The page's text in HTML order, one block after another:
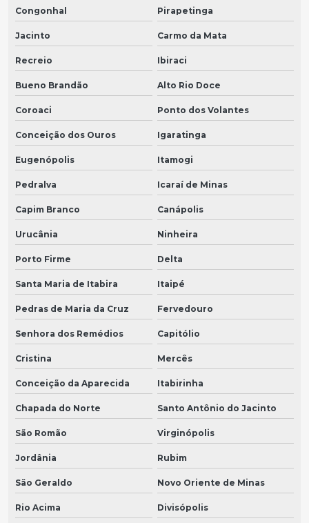
Congonhal Pirapetinga
Jacinto Carmo da Mata
Recreio Ibiraci
Bueno Brandão Alto Rio Doce
Coroaci Ponto dos Volantes
Conceição dos Ouros Igaratinga
Eugenópolis Itamogi
Pedralva Icaraí de Minas
Capim Branco Canápolis
Urucânia Ninheira
Porto Firme Delta
Santa Maria de Itabira Itaipé
Pedras de Maria da Cruz Fervedouro
Senhora dos Remédios Capitólio
Cristina Mercês
Conceição da Aparecida Itabirinha
Chapada do Norte Santo Antônio do Jacinto
São Romão Virginópolis
Jordânia Rubim
São Geraldo Novo Oriente de Minas
Rio Acima Divisópolis